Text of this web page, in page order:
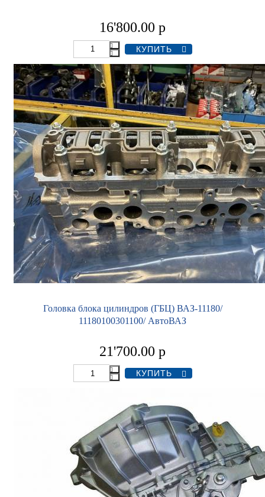
16'800.00 р
Головка блока цилиндров (ГБЦ) ВАЗ-11180/
11180100301100/ АвтоВАЗ
21'700.00 р